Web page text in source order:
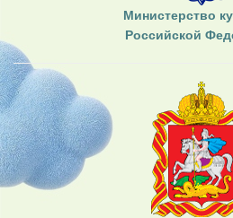
Министерство
Российской